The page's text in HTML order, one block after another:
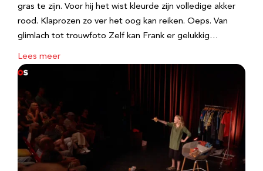
gras te zijn. Voor hij het wist kleurde zijn volledige akker
rood. Klaprozen zo ver het oog kan reiken. Oeps. Van
glimlach tot trouwfoto Zelf kan Frank er gelukkig…
Lees meer